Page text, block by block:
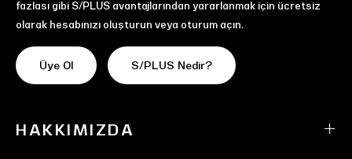
fazlası gibi S/PLUS avantajlarından yararlanmak için ücretsiz
olarak hesabınızı oluşturun veya oturum açın.
Üye Ol S/PLUS Nedir?
HAKKIMIZDA